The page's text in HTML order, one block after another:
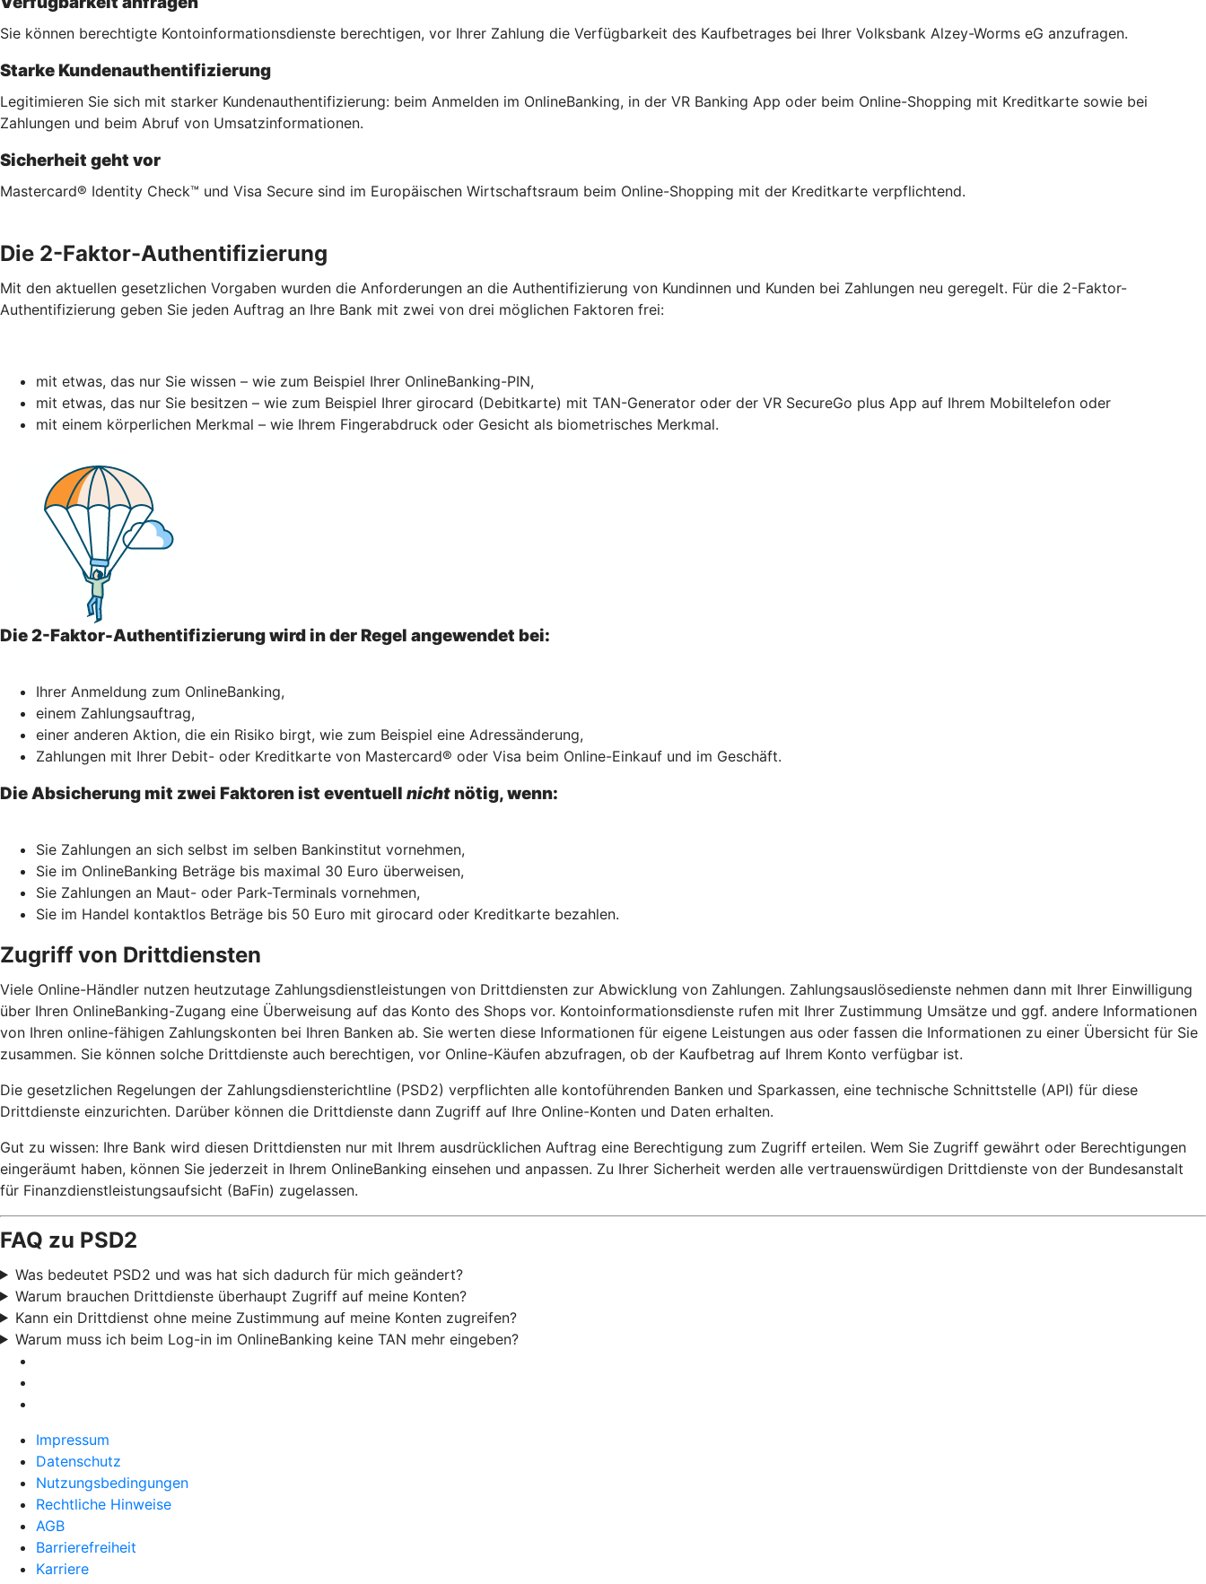
Sie können berechtigte Kontoinformationsdienste berechtigen, vor Ihrer Zahlung die Verfügbarkeit des Kaufbetrages bei Ihrer Volksbank Alzey-Worms eG anzufragen.
Starke Kundenauthentifizierung
Legitimieren Sie sich mit starker Kundenauthentifizierung: beim Anmelden im OnlineBanking, in der VR Banking App oder beim Online-Shopping mit Kreditkarte sowie bei
Zahlungen und beim Abruf von Umsatzinformationen.
Sicherheit geht vor
Mastercard® Identity Check™ und Visa Secure sind im Europäischen Wirtschaftsraum beim Online-Shopping mit der Kreditkarte verpflichtend.
Die 2-Faktor-Authentifizierung
Mit den aktuellen gesetzlichen Vorgaben wurden die Anforderungen an die Authentifizierung von Kundinnen und Kunden bei Zahlungen neu geregelt. Für die 2-Faktor-
Authentifizierung geben Sie jeden Auftrag an Ihre Bank mit zwei von drei möglichen Faktoren frei:
mit etwas, das nur Sie wissen – wie zum Beispiel Ihrer OnlineBanking-PIN,
mit etwas, das nur Sie besitzen – wie zum Beispiel Ihrer girocard (Debitkarte) mit TAN-Generator oder der VR SecureGo plus App auf Ihrem Mobiltelefon oder
mit einem körperlichen Merkmal – wie Ihrem Fingerabdruck oder Gesicht als biometrisches Merkmal.
Die 2-Faktor-Authentifizierung wird in der Regel angewendet bei:
Ihrer Anmeldung zum OnlineBanking,
einem Zahlungsauftrag,
einer anderen Aktion, die ein Risiko birgt, wie zum Beispiel eine Adressänderung,
Zahlungen mit Ihrer Debit- oder Kreditkarte von Mastercard® oder Visa beim Online-Einkauf und im Geschäft.
Die Absicherung mit zwei Faktoren ist eventuell nicht nötig, wenn:
Sie Zahlungen an sich selbst im selben Bankinstitut vornehmen,
Sie im OnlineBanking Beträge bis maximal 30 Euro überweisen,
Sie Zahlungen an Maut- oder Park-Terminals vornehmen,
Sie im Handel kontaktlos Beträge bis 50 Euro mit girocard oder Kreditkarte bezahlen.
Zugriff von Drittdiensten
Viele Online-Händler nutzen heutzutage Zahlungsdienstleistungen von Drittdiensten zur Abwicklung von Zahlungen. Zahlungsauslösedienste nehmen dann mit Ihrer Einwilligung
über Ihren OnlineBanking-Zugang eine Überweisung auf das Konto des Shops vor. Kontoinformationsdienste rufen mit Ihrer Zustimmung Umsätze und ggf. andere Informationen
von Ihren online-fähigen Zahlungskonten bei Ihren Banken ab. Sie werten diese Informationen für eigene Leistungen aus oder fassen die Informationen zu einer Übersicht für Sie
zusammen. Sie können solche Drittdienste auch berechtigen, vor Online-Käufen abzufragen, ob der Kaufbetrag auf Ihrem Konto verfügbar ist.
Die gesetzlichen Regelungen der Zahlungsdiensterichtline (PSD2) verpflichten alle kontoführenden Banken und Sparkassen, eine technische Schnittstelle (API) für diese
Drittdienste einzurichten. Darüber können die Drittdienste dann Zugriff auf Ihre Online-Konten und Daten erhalten.
Gut zu wissen: Ihre Bank wird diesen Drittdiensten nur mit Ihrem ausdrücklichen Auftrag eine Berechtigung zum Zugriff erteilen. Wem Sie Zugriff gewährt oder Berechtigungen
eingeräumt haben, können Sie jederzeit in Ihrem OnlineBanking einsehen und anpassen. Zu Ihrer Sicherheit werden alle vertrauenswürdigen Drittdienste von der Bundesanstalt
für Finanzdienstleistungsaufsicht (BaFin) zugelassen.
FAQ zu PSD2
Was bedeutet PSD2 und was hat sich dadurch für mich geändert?
Warum brauchen Drittdienste überhaupt Zugriff auf meine Konten?
Kann ein Drittdienst ohne meine Zustimmung auf meine Konten zugreifen?
Warum muss ich beim Log-in im OnlineBanking keine TAN mehr eingeben?
Impressum
Datenschutz
Nutzungsbedingungen
Rechtliche Hinweise
AGB
Barrierefreiheit
Karriere